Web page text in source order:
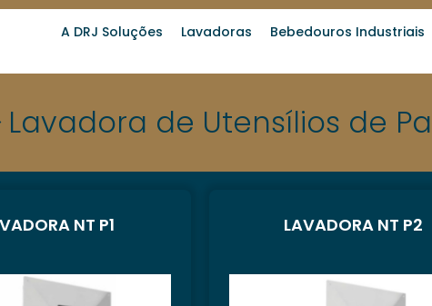
A DRJ Soluções Lavadoras Bebedouros Industriais
Lavadora de Utensílios de
NT P1 LAVADORA NT P2